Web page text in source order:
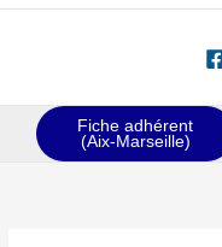
Fiche adhérent
(Aix-Marseille)